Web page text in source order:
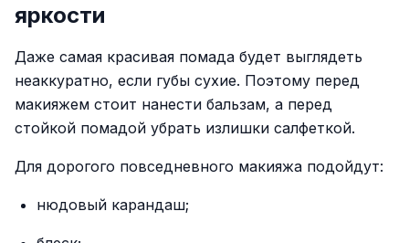
яркости
Даже самая красивая помада будет выглядеть
неаккуратно, если губы сухие. Поэтому перед
макияжем стоит нанести бальзам, а перед
стойкой помадой убрать излишки салфеткой.
Для дорогого повседневного макияжа подойдут:
нюдовый карандаш;